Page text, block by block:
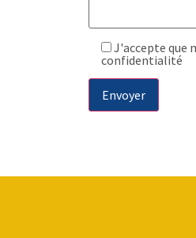
J'accepte que
confidentialité